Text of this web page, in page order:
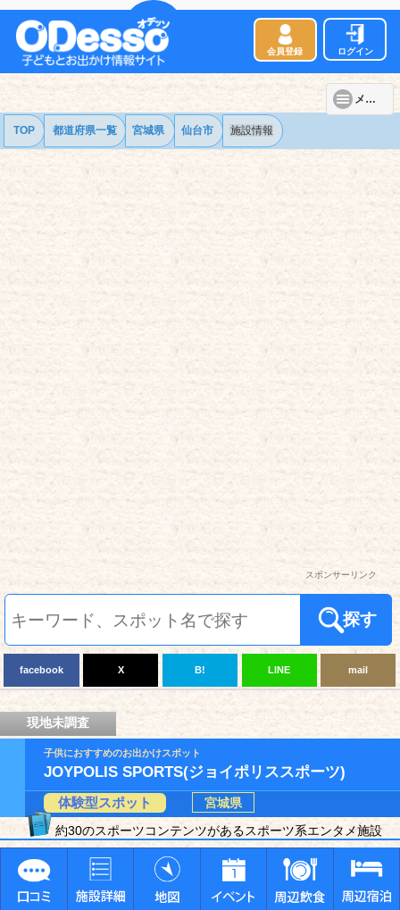
会員登録 ログイン
メニュー
TOP 都道府県一覧 宮城県 仙台市 施設情報
スポンサーリンク
探す
facebook X B! LINE mail
現地未調査
子供におすすめのお出かけスポット
JOYPOLIS SPORTS(ジョイポリススポーツ)
体験型スポット
宮城県
約30のスポーツコンテンツがあるスポーツ系エンタメ施設